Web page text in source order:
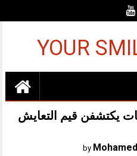
YOUR
رحلة العمر لـ3 فتيات يكتشفن قيم التعايش